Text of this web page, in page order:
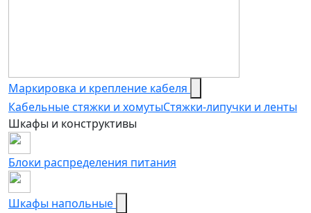
Маркировка и крепление кабеля
Кабельные стяжки и хомутыСтяжки-липучки и ленты
Шкафы и конструктивы
Блоки распределения питания
Шкафы напольные